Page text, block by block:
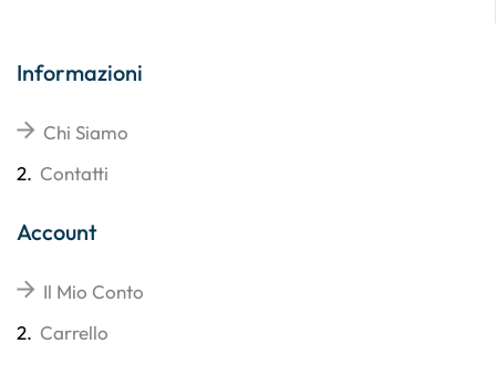
Informazioni
Chi Siamo
2. Contatti
Account
Il Mio Conto
2. Carrello